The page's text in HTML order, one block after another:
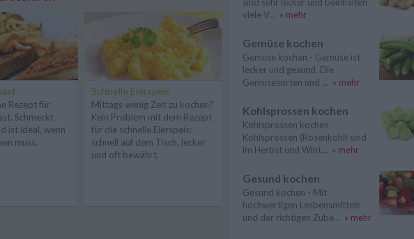
Rezept für
Schmeckt
ist ideal, wenn
muss.
Schnelle Eierspeis
Mittags wenig Zeit zu kochen?
Kein Problem mit dem Rezept
für die schnelle Eierspeis:
schnell auf dem Tisch, lecker
und oft bewährt.
viele V... » mehr
Gemüse kochen
Gemüse kochen - Gemüse ist
lecker und gesund. Die
Gemüsesorten und ... » mehr
Kohlsprossen kochen
Kohlsprossen kochen -
Kohlsprossen (Rosenkohl) sind
im Herbst und Wint... » mehr
Gesund kochen
Gesund kochen - Mit
hochwertigen Lesbensmitteln
und der richtigen Zube... » mehr